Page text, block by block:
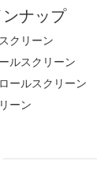
ナップ